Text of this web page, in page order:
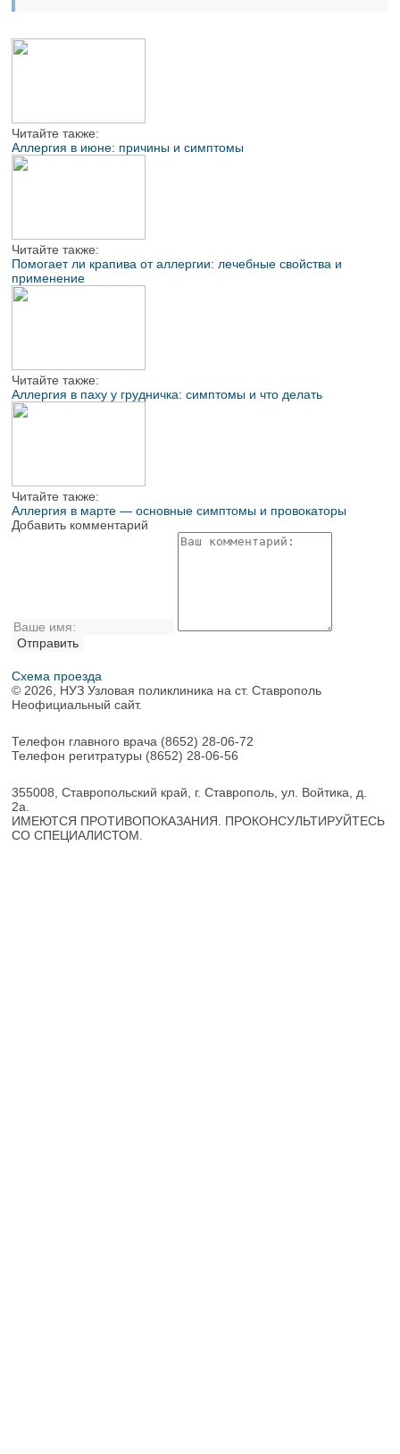
Читайте также:
Аллергия в июне: причины и симптомы
Читайте также:
Помогает ли крапива от аллергии: лечебные свойства и
применение
Читайте также:
Аллергия в паху у грудничка: симптомы и что делать
Читайте также:
Аллергия в марте — основные симптомы и провокаторы
Добавить комментарий
Схема проезда
© 2026, НУЗ Узловая поликлиника на ст. Ставрополь
Неофициальный сайт.
Телефон главного врача (8652) 28-06-72
Телефон регитратуры (8652) 28-06-56
355008, Ставропольский край, г. Ставрополь, ул. Войтика, д.
2а.
ИМЕЮТСЯ ПРОТИВОПОКАЗАНИЯ. ПРОКОНСУЛЬТИРУЙТЕСЬ
СО СПЕЦИАЛИСТОМ.